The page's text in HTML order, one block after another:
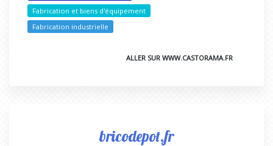
Fabrication et biens d'équipement
Fabrication industrielle
ALLER SUR WWW.CASTORAMA.FR
bricodepot.fr